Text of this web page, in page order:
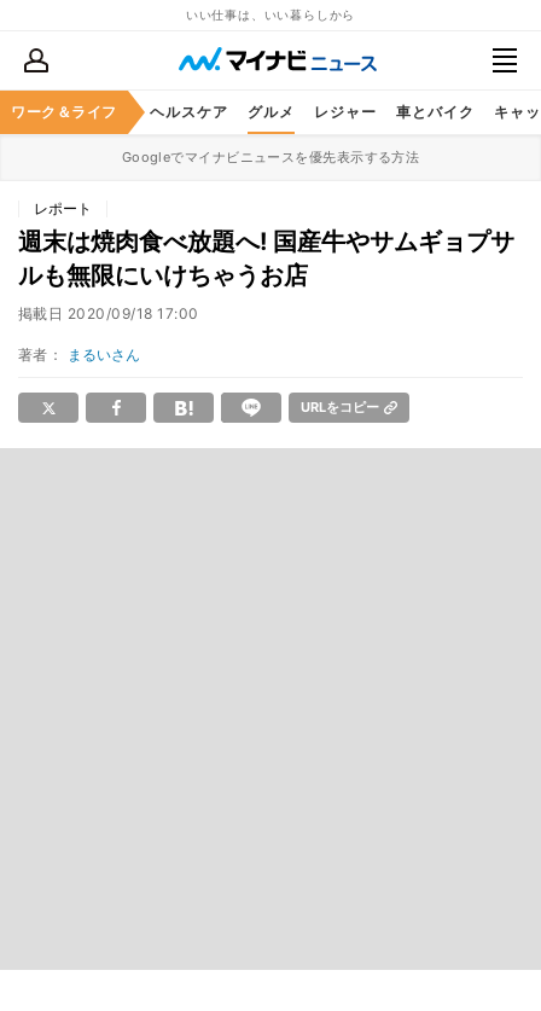
いい仕事は、いい暮らしから
ワーク＆ライフ
マネー 暮らし ヘルスケア グルメ レジャー 車とバイク キャ
Googleでマイナビニュースを優先表示する方法
レポート
週末は焼肉食べ放題へ! 国産牛やサムギョプサ
ルも無限にいけちゃうお店
掲載日 2020/09/18 17:00
著者： まるいさん
URLをコピー